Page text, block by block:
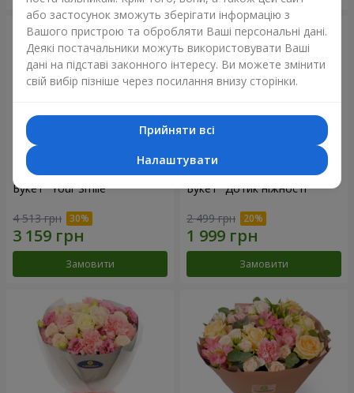
Букет "Your Smile"
4 513 грн
Замовити
Букет "Дотик ніжності"
2 499 грн
Замовити
або застосунок зможуть зберігати інформацію з
Вашого пристрою та обробляти Ваші персональні дані.
Деякі постачальники можуть використовувати Ваші
дані на підставі законного інтересу. Ви можете змінити
свій вибір пізніше через посилання внизу сторінки.
Прийняти всі
Налаштувати